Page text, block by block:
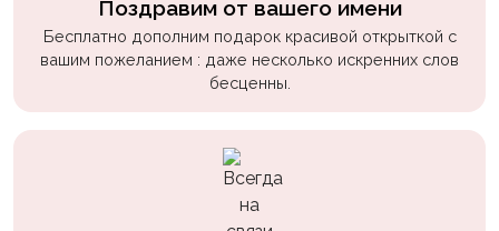
Поздравим от вашего имени
Бесплатно дополним подарок красивой открыткой с
вашим пожеланием : даже несколько искренних слов
бесценны.